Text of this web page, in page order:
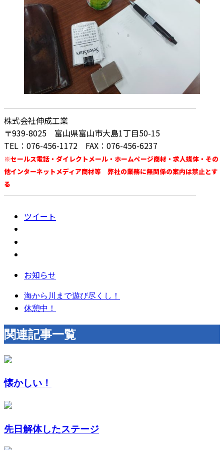
────────────────────────
株式会社伸成工業
〒939-8025 富山県富山市大島1丁目50-15
TEL：076-456-1172 FAX：076-456-6237
※セールス電話・ダイレクトメール・ホームページ商材・求人媒体・その
他インターネットメディア商材等 弊社の業務に無関係の案内は禁止とす
る
────────────────────────
ツイート
お知らせ
海から川まで遊び尽くし！
休憩中！
関連記事一覧
懐かしい！
先日解体したステージ